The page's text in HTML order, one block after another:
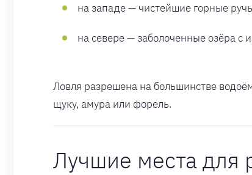
на западе — чистейшие горные
на севере — заболоченные озёра с
Ловля разрешена на большинстве
щуку, амура или форель.
Лучшие места для